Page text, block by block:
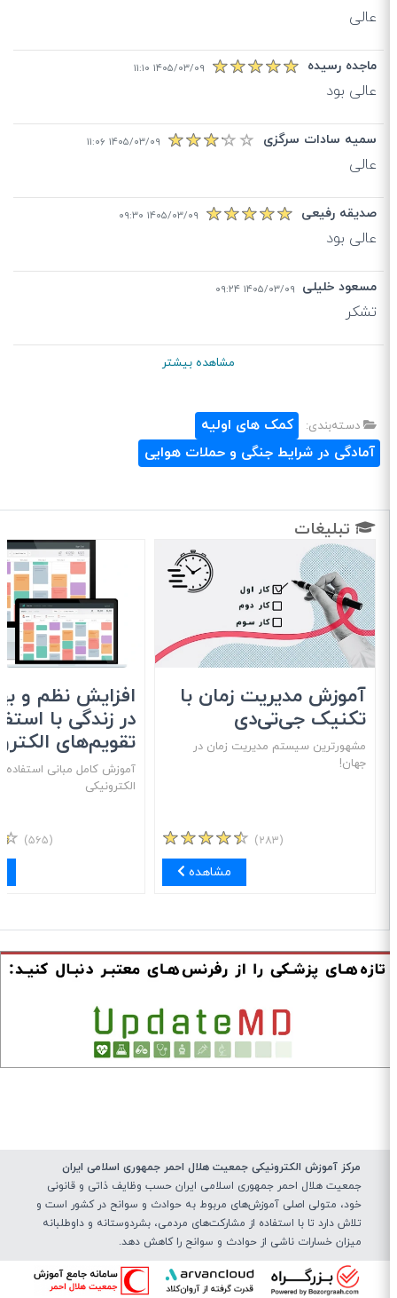
عالی
ماجده رسیده ۱۴۰۵/۰۳/۰۹ ۱۱:۱۰
عالی بود
سمیه سادات سرگزی ۱۴۰۵/۰۳/۰۹ ۱۱:۰۶
عالی
صدیقه رفیعی ۱۴۰۵/۰۳/۰۹ ۰۹:۳۰
عالی بود
مسعود خلیلی ۱۴۰۵/۰۳/۰۹ ۰۹:۲۴
تشکر
مشاهده بیشتر
دسته‌بندی:
کمک های اولیه
آمادگی در شرایط جنگی و حملات هوایی
تبلیغات
آموزش مدیریت زمان با
تکنیک جی‌تی‌دی
مشهور‌ترین سیستم مدیریت زمان در
جهان!
مشاهده
افزایش نظم و
در زندگی با
تقویم‌های
آموزش کامل مبانی استفاده
الکترونیکی
مرکز آموزش الکترونیکی جمعیت هلال احمر جمهوری اسلامی ایران
جمعیت هلال احمر جمهوری اسلامی ایران حسب وظایف ذاتی و قانونی
خود، متولی اصلی آموزش‌های مربوط به حوادث و سوانح در کشور است و
تلاش دارد تا با استفاده از مشارکت‌های مردمی، بشردوستانه و داوطلبانه
میزان خسارات ناشی از حوادث و سوانح را کاهش دهد.